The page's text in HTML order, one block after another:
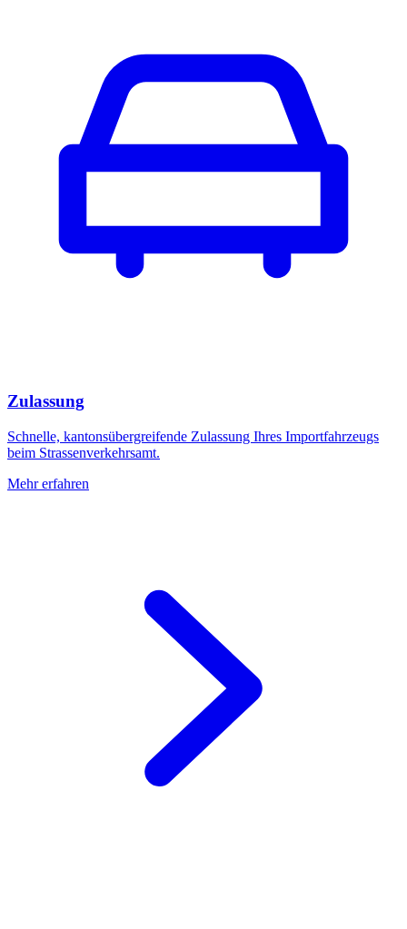
Zulassung
Schnelle, kantonsübergreifende Zulassung Ihres Importfahrzeugs
beim Strassenverkehrsamt.
Mehr erfahren